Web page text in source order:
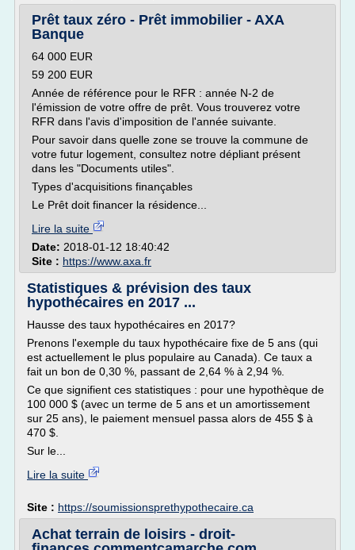
Prêt taux zéro - Prêt immobilier - AXA
Banque
64 000 EUR
59 200 EUR
Année de référence pour le RFR : année N-2 de
l'émission de votre offre de prêt. Vous trouverez votre
RFR dans l'avis d'imposition de l'année suivante.
Pour savoir dans quelle zone se trouve la commune de
votre futur logement, consultez notre dépliant présent
dans les "Documents utiles".
Types d'acquisitions finançables
Le Prêt doit financer la résidence...
Lire la suite
Date: 2018-01-12 18:40:42
Site : https://www.axa.fr
Statistiques & prévision des taux
hypothécaires en 2017 ...
Hausse des taux hypothécaires en 2017?
Prenons l'exemple du taux hypothécaire fixe de 5 ans (qui
est actuellement le plus populaire au Canada). Ce taux a
fait un bon de 0,30 %, passant de 2,64 % à 2,94 %.
Ce que signifient ces statistiques : pour une hypothèque de
100 000 $ (avec un terme de 5 ans et un amortissement
sur 25 ans), le paiement mensuel passa alors de 455 $ à
470 $.
Sur le...
Lire la suite
Site : https://soumissionsprethypothecaire.ca
Achat terrain de loisirs - droit-